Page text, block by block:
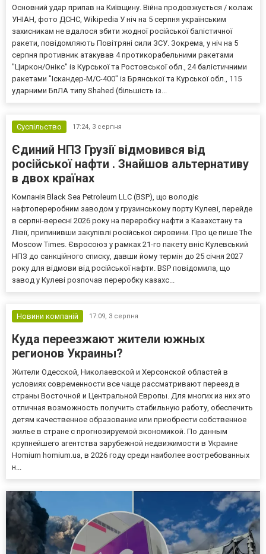
Основний удар припав на Київщину. Війна продовжується / колаж
УНІАН, фото ДСНС, Wikipedia У ніч на 5 серпня українським
захисникам не вдалося збити жодної російської балістичної
ракети, повідомляють Повітряні сили ЗСУ. Зокрема, у ніч на 5
серпня противник атакував 4 протикорабельними ракетами
"Циркон/Онікс" із Курської та Ростовської обл., 24 балістичними
ракетами "Іскандер-М/С-400" із Брянської та Курської обл., 115
ударними БпЛА типу Shahed (більшість із...
Суспільство 17:24, 3 серпня
Єдиний НПЗ Грузії відмовився від
російської нафти . Знайшов альтернативу
в двох країнах
Компанія Black Sea Petroleum LLC (BSP), що володіє
нафтопереробним заводом у грузинському порту Кулеві, перейде
в серпні-вересні 2026 року на переробку нафти з Казахстану та
Лівії, припинивши закупівлі російської сировини. Про це пише The
Moscow Times. Євросоюз у рамках 21-го пакету вніс Кулевський
НПЗ до санкційного списку, давши йому термін до 25 січня 2027
року для відмови від російської нафти. BSP повідомила, що
завод у Кулеві розпочав переробку казахс...
Новини компаній 17:09, 3 серпня
Куда переезжают жители южных
регионов Украины?
Жители Одесской, Николаевской и Херсонской областей в
условиях современности все чаще рассматривают переезд в
страны Восточной и Центральной Европы. Для многих из них это
отличная возможность получить стабильную работу, обеспечить
детям качественное образование или приобрести собственное
жилье в стране с прогнозируемой экономикой. По данным
крупнейшего агентства зарубежной недвижимости в Украине
Homium homium.ua, в 2026 году среди наиболее востребованных
н...